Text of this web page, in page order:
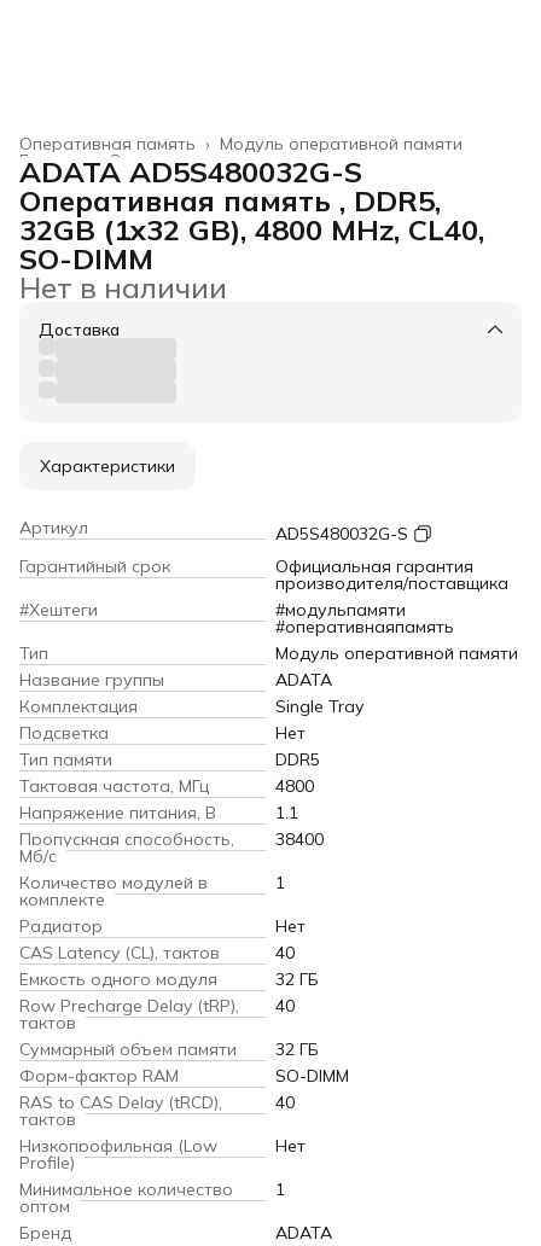
Модуль оперативной памяти
Оперативная память ›
Электроника ›
Главная ›
ADATA AD5S480032G-S
Оперативная память , DDR5,
32GB (1x32 GB), 4800 MHz, CL40,
SO-DIMM
Нет в наличии
Доставка
Характеристики
Артикул
AD5S480032G-S
Гарантийный срок
Официальная гарантия
производителя/поставщика
#Хештеги
#модульпамяти
#оперативнаяпамять
Тип
Модуль оперативной памяти
Название группы
ADATA
Комплектация
Single Tray
Подсветка
Нет
Тип памяти
DDR5
Тактовая частота, МГц
4800
Напряжение питания, В
1.1
Пропускная способность,
Мб/с
38400
Количество модулей в
комплекте
1
Радиатор
Нет
CAS Latency (CL), тактов
40
Емкость одного модуля
32 ГБ
Row Precharge Delay (tRP),
тактов
40
Суммарный объем памяти
32 ГБ
Форм-фактор RAM
SO-DIMM
RAS to CAS Delay (tRCD),
тактов
40
Низкопрофильная (Low
Profile)
Нет
Минимальное количество
оптом
1
Бренд
ADATA